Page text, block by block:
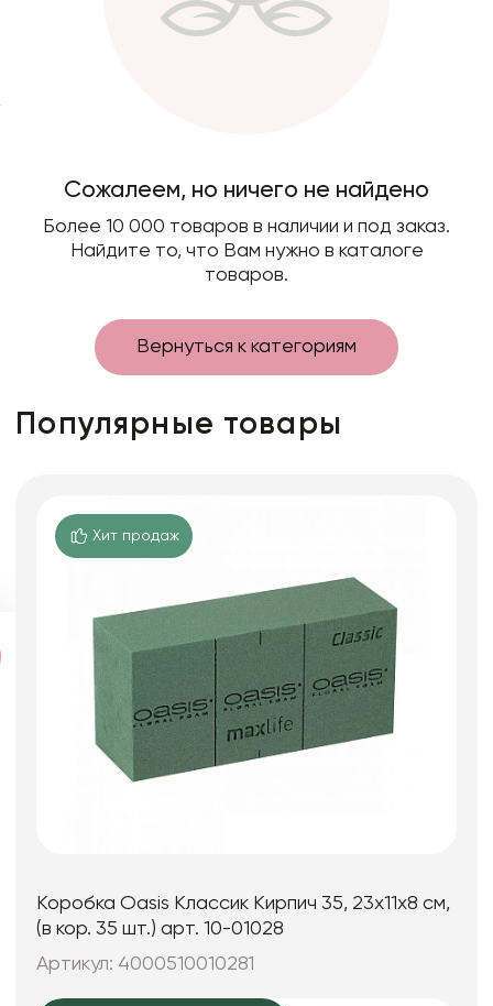
Искусственные цветы и растения
Изделия из металла
Сухоцветы
Сожалеем, но ничего не найдено
Более 10 000 товаров в наличии и под заказ.
Найдите то, что Вам нужно в каталоге
товаров.
Вернуться к категориям
Популярные товары
Хит продаж
Коробка Oasis Классик Кирпич 35, 23x11x8 см,
(в кор. 35 шт.) арт. 10-01028
Артикул: 4000510010281